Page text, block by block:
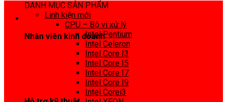
Nhân viên kinh doanh
DANH MỤC SẢN PHẨM
Linh kiện mới
CPU – Bộ vi xử lý
Intel Pentium
Intel Celeron
Intel Core I3
Intel Core I5
Intel Core I7
Intel Core I9
Intel Corei3